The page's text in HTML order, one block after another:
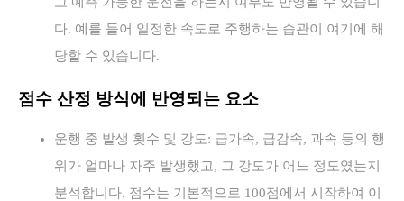
다. 예를 들어 일정한 속도로 주행하는 습관이 여기에 해
당할 수 있습니다.
점수 산정 방식에 반영되는 요소
운행 중 발생 횟수 및 강도: 급가속, 급감속, 과속 등의 행
위가 얼마나 자주 발생했고, 그 강도가 어느 정도였는지
분석합니다. 점수는 기본적으로 100점에서 시작하여 이